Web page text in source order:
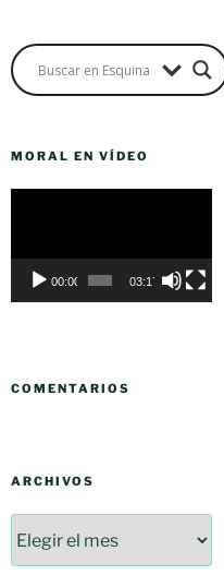
MORAL EN VÍDEO
00:00 03:17
COMENTARIOS
ARCHIVOS